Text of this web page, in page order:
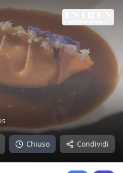
Chiuso Condividi